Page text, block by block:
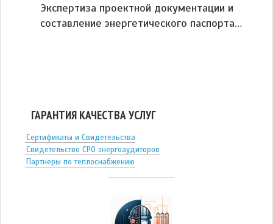
Экспертиза проектной документации и
составление энергетического паспорта…
ГАРАНТИЯ КАЧЕСТВА УСЛУГ
Сертификаты и Свидетельства
Свидетельство СРО энергоаудиторов
Партнеры по теплоснабжению